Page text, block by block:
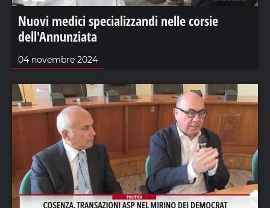
Nuovi medici specializzandi nelle corsie
dell'Annunziata
04 novembre 2024